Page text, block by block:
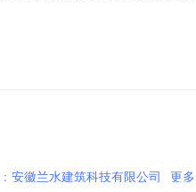
安徽兰水建筑科技有限公司 更多